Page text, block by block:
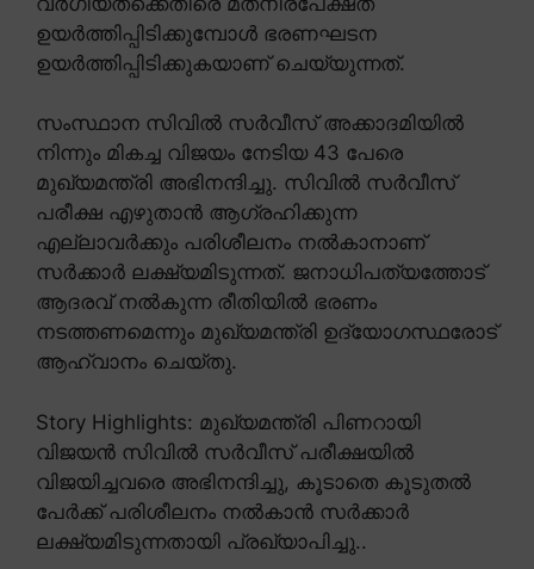
ഉയർത്തിപ്പിടിക്കുമ്പോൾ ഭരണഘടന
ഉയർത്തിപ്പിടിക്കുകയാണ് ചെയ്യുന്നത്.
സംസ്ഥാന സിവിൽ സർവീസ് അക്കാദമിയിൽ
നിന്നും മികച്ച വിജയം നേടിയ 43 പേരെ
മുഖ്യമന്ത്രി അഭിനന്ദിച്ചു. സിവിൽ സർവീസ്
പരീക്ഷ എഴുതാൻ ആഗ്രഹിക്കുന്ന
എല്ലാവർക്കും പരിശീലനം നൽകാനാണ്
സർക്കാർ ലക്ഷ്യമിടുന്നത്. ജനാധിപത്യത്തോട്
ആദരവ് നൽകുന്ന രീതിയിൽ ഭരണം
നടത്തണമെന്നും മുഖ്യമന്ത്രി ഉദ്യോഗസ്ഥരോട്
ആഹ്വാനം ചെയ്തു.
Story Highlights: മുഖ്യമന്ത്രി പിണറായി
വിജയൻ സിവിൽ സർവീസ് പരീക്ഷയിൽ
വിജയിച്ചവരെ അഭിനന്ദിച്ചു, കൂടാതെ കൂടുതൽ
പേർക്ക് പരിശീലനം നൽകാൻ സർക്കാർ
ലക്ഷ്യമിടുന്നതായി പ്രഖ്യാപിച്ചു..